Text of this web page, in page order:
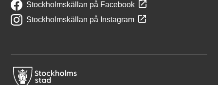
Stockholmskällan på Facebook
Stockholmskällan på Instagram